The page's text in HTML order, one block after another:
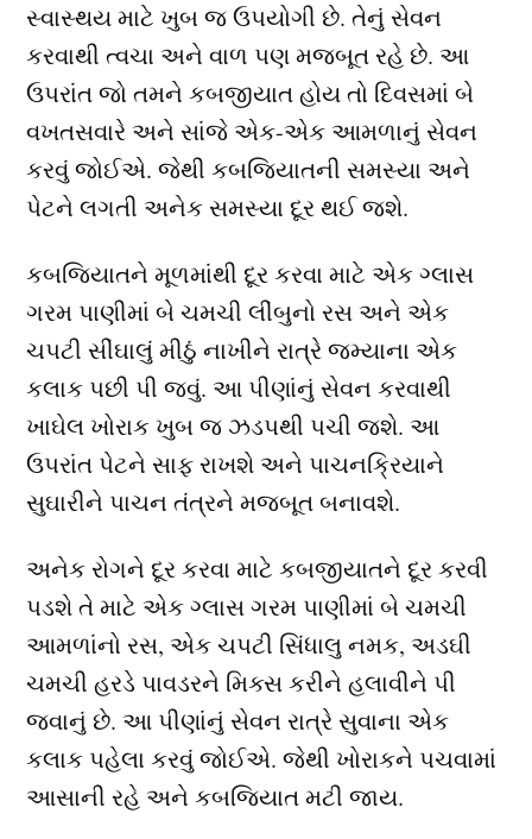
સ્વાસ્થય માટે ખુબ જ ઉપયોગી છે. તેનું સેવન
કરવાથી ત્વચા અને વાળ પણ મજબૂત રહે છે. આ
ઉપરાંત જો તમને કબજીયાત હોય તો દિવસમાં બે
વખતસવારે અને સાંજે એક-એક આમળાનું સેવન
કરવું જોઈએ. જેથી કબજિયાતની સમસ્યા અને
પેટને લગતી અનેક સમસ્યા દૂર થઈ જશે.
કબજિયાતને મૂળમાંથી દૂર કરવા માટે એક ગ્લાસ
ગરમ પાણીમાં બે ચમચી લીંબુનો રસ અને એક
ચપટી સીંઘાલું મીઠું નાખીને રાત્રે જમ્યાના એક
કલાક પછી પી જવું. આ પીણાંનું સેવન કરવાથી
ખાઘેલ ખોરાક ખુબ જ ઝડપથી પચી જશે. આ
ઉપરાંત પેટને સાફ રાખશે અને પાચનક્રિયાને
સુઘારીને પાચન તંત્રને મજબૂત બનાવશે.
અનેક રોગને દૂર કરવા માટે કબજીયાતને દૂર કરવી
પડશે તે માટે એક ગ્લાસ ગરમ પાણીમાં બે ચમચી
આમળાંનો રસ, એક ચપટી સિંધાલુ નમક, અડઘી
ચમચી હરડે પાવડરને મિક્સ કરીને હલાવીને પી
જવાનું છે. આ પીણાંનું સેવન રાત્રે સુવાના એક
કલાક પહેલા કરવું જોઈએ. જેથી ખોરાકને પચવામાં
આસાની રહે અને કબજિયાત મટી જાય.